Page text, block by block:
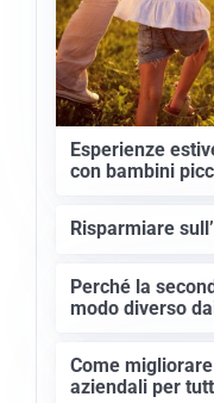
Esperienze
con bambini
Risparmiare
Perché la
modo diverso
Come
aziendali per